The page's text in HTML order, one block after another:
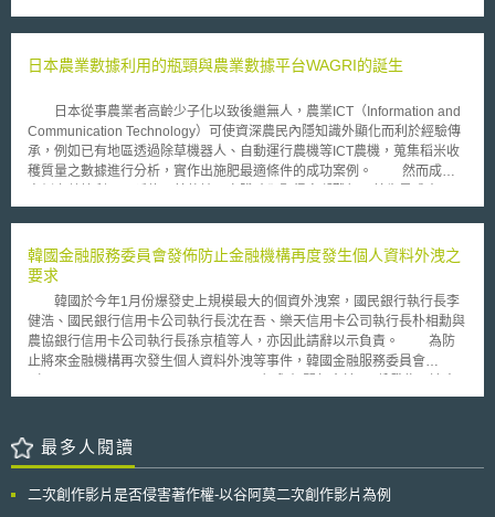
的發現。 評論者表示儘管該判決並未提供一個清楚的判斷標準，但並
客體的判斷，影響將不僅止於生命科學，進而包括所有涉及可專利性客體的
係人統整電子系統、電子紀錄及電子簽章常見問答，供食品、醫療產品、菸
的《21 CFR part 11臨床研究使用電子紀錄及電子簽章—問答集》（Use of
Under 21 Part 11-Questions and Answers），並將於本指引最終版確定
後，取代2007年5月10日所發布的《臨床研究使用電腦系統》指引
（Computerized Systems Used in Clinical Investigations）。US FDA認為
電子系統、電子紀錄及電子簽章是可信且可靠的，並且通常可等同於紙本紀
錄及手寫簽名的方式。 本指引修正重點如下： 一、新增電子系統驗證的風
料及紀錄的真實性、完整性及機密性。 二、統整試驗委託者與資訊科技服
健康科技（digital health technology, DHT）定義及使用DHT考量重點。 關
於臨床研究使用DHT，亦可參考2021年12月23日所公布的《透過數位健康
科技擷取臨床研究遠端資料》（Digital Health Technologies for Remote
Data Acquisition in Clinical Investigations）指引草案。該指引草案針對
DHT的選擇、驗證、應用、訓練及風險提供相關建議。於臨床研究使用電子
系統、電子紀錄及電子簽章已為國際趨勢，對於各國相關規範值得持續關
注。 本文同步刊載於stli生醫未來式網站（https://www.biotechlaw.org.tw）
日本農業數據利用的瓶頸與農業數據平台WAGRI的誕生
日本從事農業者高齡少子化以致後繼無人，農業ICT（Information and
Communication Technology）可使資深農民內隱知識外顯化而利於經驗傳
承，例如已有地區透過除草機器人、自動運行農機等ICT農機，蒐集稻米收
穫質量之數據進行分析，實作出施肥最適條件的成功案例。 然而成功
農場計測溫溼度等數據之感測器的設置、管理維護與通信等成本負擔，宛如
者之系統服務互不相容，且數據無法互換共用，為求最適合特定地區與農作
物之農業ICT組合，且能移植成功案例至其他地區，系統相容數據共用亦是
當務之急。 日本農業數據協作平台（簡稱WAGRI），可為大喊芝麻開
門之鑰，日本於2017年內閣府計畫支持下，由農業生產法人、農機製造
商、ICT供應商、大學與研究機關等組成聯盟，一同建置具備「合作」（打
破系統隔閡使數據得以相容互換）、「共有」（數據由提供者選定分享方
式）、「提供」（由公私部門提供土壤、氣象等數據）三大功能之
考。
韓國金融服務委員會發佈防止金融機構再度發生個人資料外洩之
要求
韓國於今年1月份爆發史上規模最大的個資外洩案，國民銀行執行長李
健浩、國民銀行信用卡公司執行長沈在吾、樂天信用卡公司執行長朴相勳與
農協銀行信用卡公司執行長孫京植等人，亦因此請辭以示負責。 為防
止將來金融機構再次發生個人資料外洩等事件，韓國金融服務委員會
要求，以下為其基本原則 1. 金融機構將被要求在處理客戶的個人資料時的
的責任。 2. 確保金融消費者可主張關於其個人資料之相關權利，包括金融
消費者可決定金融機構於何時如何使用其個人資料。 3. 提升金融機構對於
Security Officer, CISO）獨立性與責任、加重金融機構於資訊安全違規時相
最多人閱讀
二次創作影片是否侵害著作權-以谷阿莫二次創作影片為例